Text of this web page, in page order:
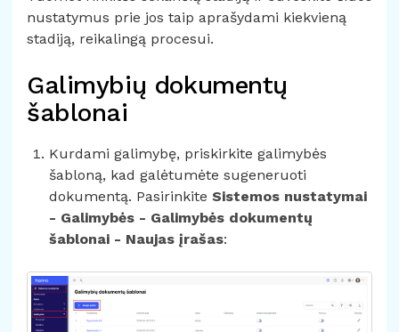
nustatymus prie jos taip aprašydami kiekvieną
stadiją, reikalingą procesui.
Galimybių dokumentų
šablonai
Kurdami galimybę, priskirkite galimybės
šabloną, kad galėtumėte sugeneruoti
dokumentą. Pasirinkite Sistemos nustatymai
- Galimybės - Galimybės dokumentų
šablonai - Naujas įrašas: